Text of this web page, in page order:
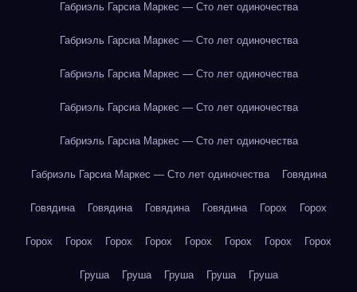
Габриэль Гарсиа Маркес — Сто лет одиночества
Габриэль Гарсиа Маркес — Сто лет одиночества
Габриэль Гарсиа Маркес — Сто лет одиночества
Габриэль Гарсиа Маркес — Сто лет одиночества
Габриэль Гарсиа Маркес — Сто лет одиночества
Габриэль Гарсиа Маркес — Сто лет одиночества Говядина
Говядина Говядина Говядина Говядина Горох Горох
Горох Горох Горох Горох Горох Горох Горох Горох
Груша Груша Груша Груша Груша